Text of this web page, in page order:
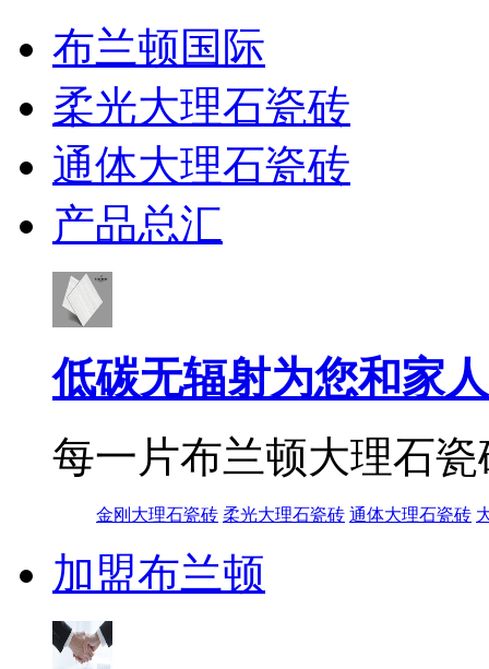
布兰顿国际
柔光大理石瓷砖
通体大理石瓷砖
产品总汇
低碳无辐射为您和家
每一片布兰顿大理石
金刚大理石瓷砖 柔光大理石瓷砖 通体大理石瓷砖
加盟布兰顿